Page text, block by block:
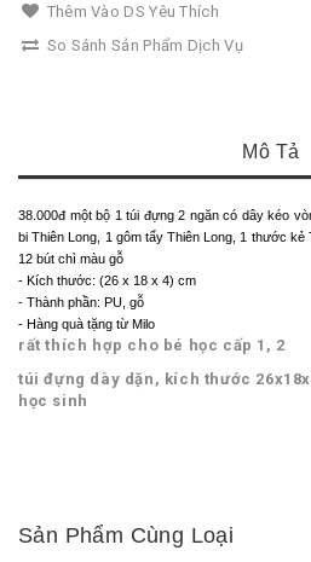
Thêm Vào DS Yêu Thích
So Sánh Sản Phẩm Dịch Vụ
Mô Tả
38.000đ một bộ 1 túi đựng 2 ngăn có dây kéo
bi Thiên Long, 1 gôm tẩy Thiên Long, 1 thước kẻ
12 bút chì màu gỗ
- Kích thước: (26 x 18 x 4) cm
- Thành phần: PU, gỗ
- Hàng quà tặng từ Milo
rất thích hợp cho bé học cấp 1, 2
túi đựng dày dặn, kích thước
học sinh
Sản Phẩm Cùng Loại